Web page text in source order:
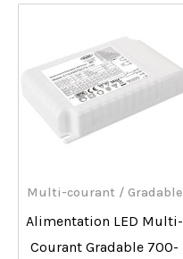
Multi-courant / Gradable
Alimentation LED Multi-
Courant Gradable 700-